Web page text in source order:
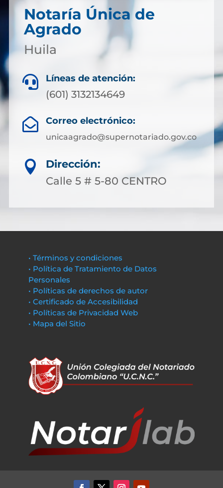
Notaría Única de
Agrado
Huila
 Líneas de atención:
(601) 3132134649
 Correo electrónico:
unicaagrado@supernotariado.gov.co

Dirección:
Calle 5 # 5-80 CENTRO
• Términos y condiciones
• Política de Tratamiento de Datos
Personales
• Políticas de derechos de autor
• Certificado de Accesibilidad
• Políticas de Privacidad Web
• Mapa del Sitio